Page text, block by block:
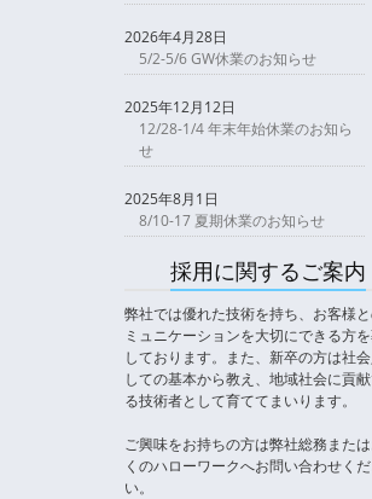
2026年4月28日
5/2-5/6 GW休業のお知らせ
2025年12月12日
12/28-1/4 年末年始休業のお知ら
せ
2025年8月1日
8/10-17 夏期休業のお知らせ
採用に関するご案内
弊社では優れた技術を持ち、お客様
ミュニケーションを大切にできる方
しております。また、新卒の方は社会
しての基本から教え、地域社会に貢
る技術者として育ててまいります。
ご興味をお持ちの方は弊社総務また
くのハローワークへお問い合わせくだ
い。